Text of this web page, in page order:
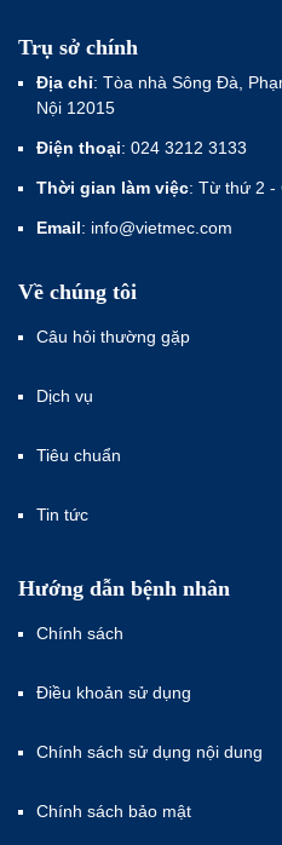
Trụ sở chính
Địa chỉ: Tòa nhà Sông Đà,
Nội 12015
Điện thoại: 024 3212 3133
Thời gian làm việc: Từ thứ 2 -
Email: info@vietmec.com
Về chúng tôi
Câu hỏi thường gặp
Dịch vụ
Tiêu chuẩn
Tin tức
Hướng dẫn bệnh nhân
Chính sách
Điều khoản sử dụng
Chính sách sử dụng nội dung
Chính sách bảo mật